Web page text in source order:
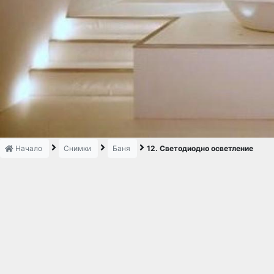
Начало Снимки Баня 12. Светодиодно осветление